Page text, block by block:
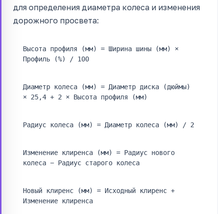
для определения диаметра колеса и изменения
дорожного просвета:
Высота профиля (мм) = Ширина шины (мм) ×
Профиль (%) / 100
Диаметр колеса (мм) = Диаметр диска (дюймы)
× 25,4 + 2 × Высота профиля (мм)
Радиус колеса (мм) = Диаметр колеса (мм) / 2
Изменение клиренса (мм) = Радиус нового
колеса − Радиус старого колеса
Новый клиренс (мм) = Исходный клиренс +
Изменение клиренса